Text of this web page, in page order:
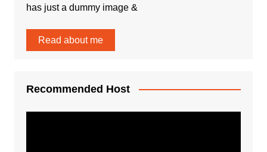
has just a dummy image &
Read about me
Recommended Host